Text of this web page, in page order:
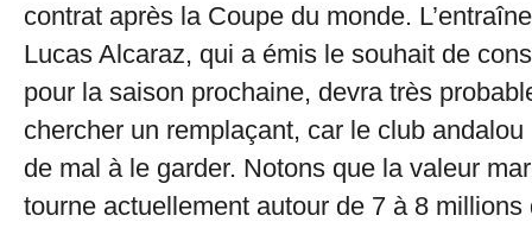
contrat après la Coupe du monde.
Lucas Alcaraz, qui a émis le souhait de
pour la saison prochaine, devra très
chercher un remplaçant, car le club
de mal à le garder. Notons que la valeur
tourne actuellement autour de 7 à 8 millions